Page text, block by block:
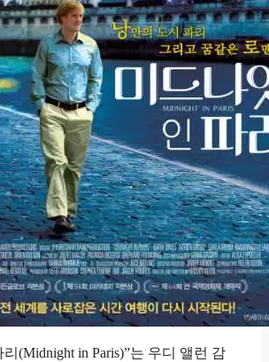
(Midnight in Paris)”는 우디 앨런 감